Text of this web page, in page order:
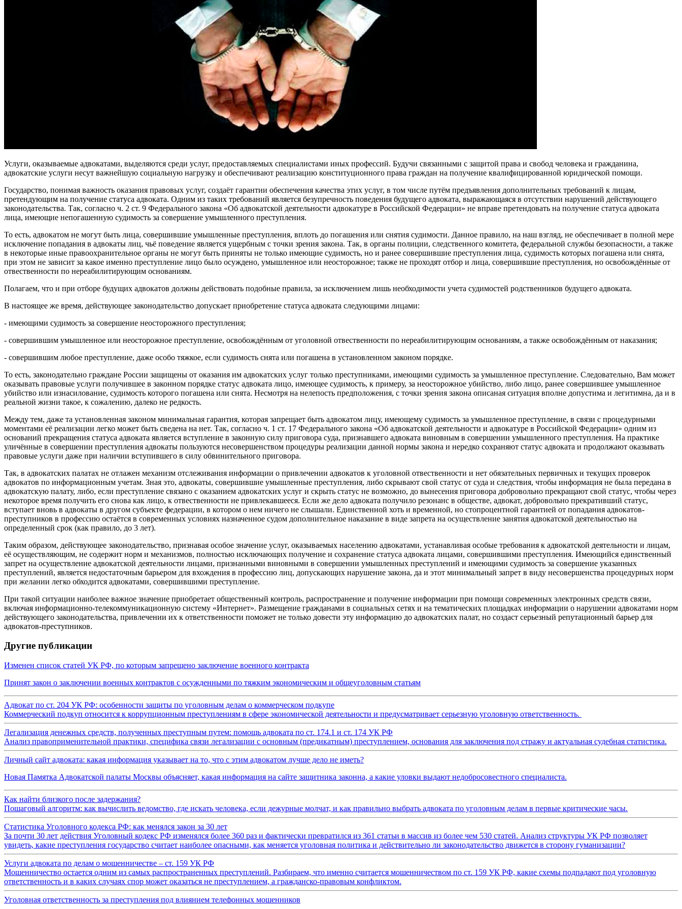
Услуги, оказываемые адвокатами, выделяются среди услуг, предоставляемых специалистами иных профессий. Будучи связанными с защитой права и свобод человека и гражданина,
адвокатские услуги несут важнейшую социальную нагрузку и обеспечивают реализацию конституционного права граждан на получение квалифицированной юридической помощи.
Государство, понимая важность оказания правовых услуг, создаёт гарантии обеспечения качества этих услуг, в том числе путём предъявления дополнительных требований к лицам,
претендующим на получение статуса адвоката. Одним из таких требований является безупречность поведения будущего адвоката, выражающаяся в отсутствии нарушений действующего
законодательства. Так, согласно ч. 2 ст. 9 Федерального закона «Об адвокатской деятельности адвокатуре в Российской Федерации» не вправе претендовать на получение статуса адвоката
лица, имеющие непогашенную судимость за совершение умышленного преступления.
То есть, адвокатом не могут быть лица, совершившие умышленные преступления, вплоть до погашения или снятия судимости. Данное правило, на наш взгляд, не обеспечивает в полной мере
исключение попадания в адвокаты лиц, чьё поведение является ущербным с точки зрения закона. Так, в органы полиции, следственного комитета, федеральной службы безопасности, а также
в некоторые иные правоохранительное органы не могут быть приняты не только имеющие судимость, но и ранее совершившие преступления лица, судимость которых погашена или снята,
при этом не зависит за какое именно преступление лицо было осуждено, умышленное или неосторожное; также не проходят отбор и лица, совершившие преступления, но освобождённые от
отвественности по нереабилитирующим основаниям.
Полагаем, что и при отборе будущих адвокатов должны действовать подобные правила, за исключением лишь необходимости учета судимостей родственников будущего адвоката.
В настоящее же время, действующее законодательство допускает приобретение статуса адвоката следующими лицами:
- имеющими судимость за совершение неосторожного преступления;
- совершившим умышленное или неосторожное преступление, освобождённым от уголовной отвественности по нереабилитирующим основаниям, а также освобождённым от наказания;
- совершившим любое преступление, даже особо тяжкое, если судимость снята или погашена в установленном законом порядке.
То есть, законодательно граждане России защищены от оказания им адвокатских услуг только преступниками, имеющими судимость за умышленное преступление. Следовательно, Вам может
оказывать правовые услуги получившее в законном порядке статус адвоката лицо, имеющее судимость, к примеру, за неосторожное убийство, либо лицо, ранее совершившее умышленное
убийство или изнасилование, судимость которого погашена или снята. Несмотря на нелепость предположения, с точки зрения закона описаная ситуация вполне допустима и легитимна, да и в
реальной жизни такое, к сожалению, далеко не редкость.
Между тем, даже та установленная законом минимальная гарантия, которая запрещает быть адвокатом лицу, имеющему судимость за умышленное преступление, в связи с процедурными
моментами её реализации легко может быть сведена на нет. Так, согласно ч. 1 ст. 17 Федерального закона «Об адвокатской деятельности и адвокатуре в Российской Федерации» одним из
оснований прекращения статуса адвоката является вступление в законную силу приговора суда, признавшего адвоката виновным в совершении умышленного преступления. На практике
уличённые в совершении преступления адвокаты пользуются несовершенством процедуры реализации данной нормы закона и нередко сохраняют статус адвоката и продолжают оказывать
правовые услуги даже при наличии вступившего в силу обвинительного приговора.
Так, в адвокатских палатах не отлажен механизм отслеживания информации о привлечении адвокатов к уголовной отвественности и нет обязательных первичных и текущих проверок
адвокатов по информационным учетам. Зная это, адвокаты, совершившие умышленные преступления, либо скрывают свой статус от суда и следствия, чтобы информация не была передана в
адвокатскую палату, либо, если преступление связано с оказанием адвокатских услуг и скрыть статус не возможно, до вынесения приговора добровольно прекращают свой статус, чтобы через
некоторое время получить его снова как лицо, к отвественности не привлекавшееся. Если же дело адвоката получило резонанс в обществе, адвокат, добровольно прекративший статус,
вступает вновь в адвокаты в другом субъекте федерации, в котором о нем ничего не слышали. Единственной хоть и временной, но стопроцентной гарантией от попадания адвокатов-
преступников в профессию остаётся в современных условиях назначенное судом дополнительное наказание в виде запрета на осуществление занятия адвокатской деятельностью на
определенный срок (как правило, до 3 лет).
Таким образом, действующее законодательство, признавая особое значение услуг, оказываемых населению адвокатами, устанавливая особые требования к адвокатской деятельности и лицам,
её осуществляющим, не содержит норм и механизмов, полностью исключающих получение и сохранение статуса адвоката лицами, совершившими преступления. Имеющийся единственный
запрет на осуществление адвокатской деятельности лицами, признанными виновными в совершении умышленных преступлений и имеющими судимость за совершение указанных
преступлений, является недостаточным барьером для вхождения в профессию лиц, допускающих нарушение закона, да и этот минимальный запрет в виду несовершенства процедурных норм
при желании легко обходится адвокатами, совершившими преступление.
При такой ситуации наиболее важное значение приобретает общественный контроль, распространение и получение информации при помощи современных электронных средств связи,
включая информационно-телекоммуникационную систему «Интернет». Размещение гражданами в социальных сетях и на тематических площадках информации о нарушении адвокатами норм
действующего законодательства, привлечении их к ответственности поможет не только довести эту информацию до адвокатских палат, но создаст серьезный репутационный барьер для
адвокатов-преступников.
Другие публикации
Изменен список статей УК РФ, по которым запрещено заключение военного контракта
Принят закон о заключении военных контрактов с осужденными по тяжким экономическим и общеуголовным статьям
Адвокат по ст. 204 УК РФ: особенности защиты по уголовным делам о коммерческом подкупе
Коммерческий подкуп относится к коррупционным преступлениям в сфере экономической деятельности и предусматривает серьезную уголовную ответственность.
Легализация денежных средств, полученных преступным путем: помощь адвоката по ст. 174.1 и ст. 174 УК РФ
Анализ правоприменительной практики, специфика связи легализации с основным (предикатным) преступлением, основания для заключения под стражу и актуальная судебная статистика.
Личный сайт адвоката: какая информация указывает на то, что с этим адвокатом лучше дело не иметь?
Новая Памятка Адвокатской палаты Москвы объясняет, какая информация на сайте защитника законна, а какие уловки выдают недобросовестного специалиста.
Как найти близкого после задержания?
Пошаговый алгоритм: как вычислить ведомство, где искать человека, если дежурные молчат, и как правильно выбрать адвоката по уголовным делам в первые критические часы.
Статистика Уголовного кодекса РФ: как менялся закон за 30 лет
За почти 30 лет действия Уголовный кодекс РФ изменялся более 360 раз и фактически превратился из 361 статьи в массив из более чем 530 статей. Анализ структуры УК РФ позволяет
увидеть, какие преступления государство считает наиболее опасными, как меняется уголовная политика и действительно ли законодательство движется в сторону гуманизации?
Услуги адвоката по делам о мошенничестве – ст. 159 УК РФ
Мошенничество остается одним из самых распространенных преступлений. Разбираем, что именно считается мошенничеством по ст. 159 УК РФ, какие схемы подпадают под уголовную
ответственность и в каких случаях спор может оказаться не преступлением, а гражданско-правовым конфликтом.
Уголовная ответственность за преступления под влиянием телефонных мошенников